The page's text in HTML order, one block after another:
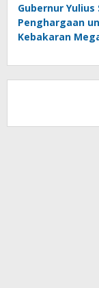
Gubernur Yulius
Penghargaan
Kebakaran